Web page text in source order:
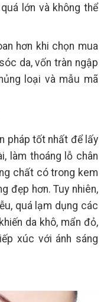
lớn và không thể
hơn khi chọn mua
da, vốn tràn ngập
loại và mẫu mã
pháp tốt nhất để lấy
làm thoáng lỗ chân
chất có trong kem
đẹp hơn. Tuy nhiên,
quá lạm dụng các
da khô, mẩn đỏ,
xúc với ánh sáng